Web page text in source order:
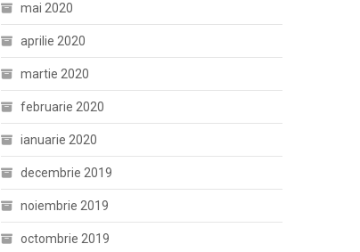
mai 2020
aprilie 2020
martie 2020
februarie 2020
ianuarie 2020
decembrie 2019
noiembrie 2019
octombrie 2019